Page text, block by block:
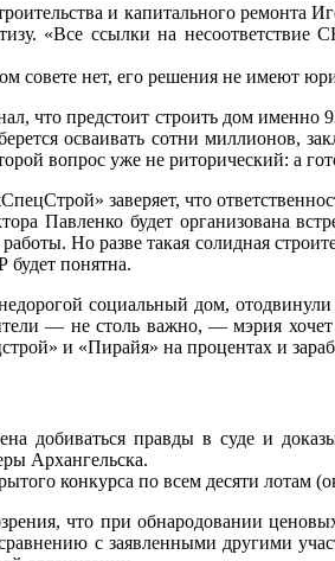
и капитального
«Все ссылки на
совете нет, его решения не имеют
что предстоит строить дом
осваивать сотни миллионов,
вопрос уже не риторический: а
заверяет, что
Павленко будет организована
Но разве такая солидная
понятна.
социальный дом,
— не столь важно, — мэрия
и «Пирайя» на процентах и
добиваться правды в суде и
Архангельска.
конкурса по всем десяти
что при обнародовании
с заявленными другими